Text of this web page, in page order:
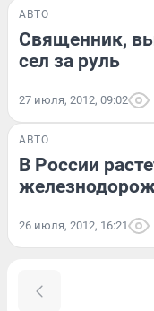
АВТО
Священник,
сел за руль
27 июля, 2012, 09:02
АВТО
В России
26 июля, 2012, 16:21